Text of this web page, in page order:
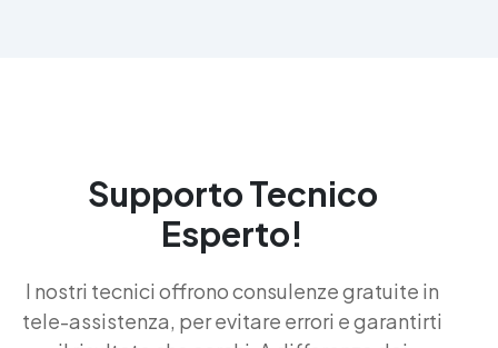
Supporto Tecnico
Esperto!
I nostri tecnici offrono consulenze gratuite in
tele-assistenza, per evitare errori e garantirti